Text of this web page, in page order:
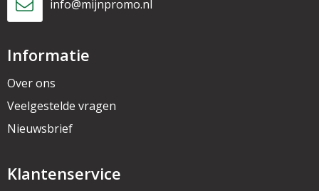
info@mijnpromo.nl
Informatie
Over ons
Veelgestelde vragen
Nieuwsbrief
Klantenservice